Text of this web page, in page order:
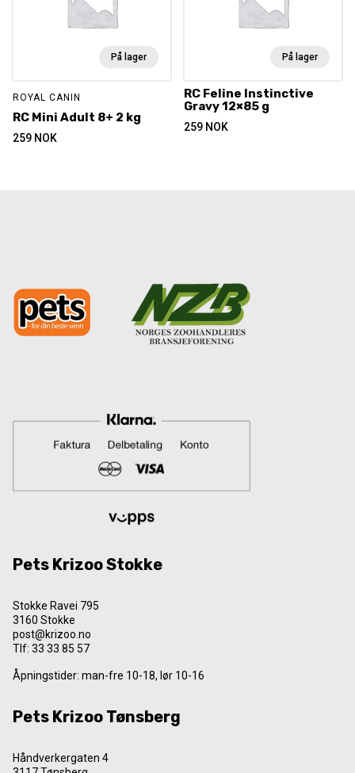
På lager
ROYAL CANIN
RC Mini Adult 8+ 2 kg
259 NOK
På lager
RC Feline Instinctive
Gravy 12×85 g
259 NOK
Pets Krizoo Stokke
Stokke Ravei 795
3160 Stokke
post@krizoo.no
Tlf: 33 33 85 57
Åpningstider: man-fre 10-18, lør 10-16
Pets Krizoo Tønsberg
Håndverkergaten 4